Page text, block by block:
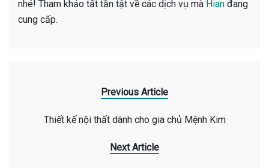
nhé! Tham khảo tất tần tật về các dịch vụ mà Hian đang
cung cấp.
Previous Article
Thiết kế nội thất dành cho gia chủ Mệnh Kim
Next Article